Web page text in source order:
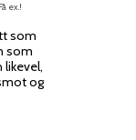
ex.!
som
som
likevel,
og